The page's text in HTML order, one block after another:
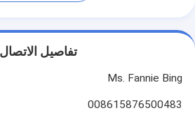
تفاصيل الاتصال
Ms. Fannie Bing
008615876500483